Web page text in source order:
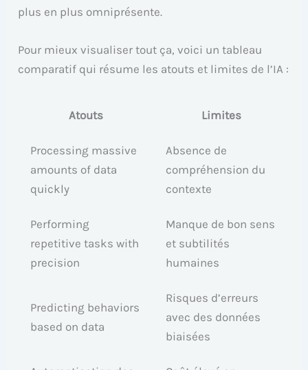
plus en plus omniprésente.
Pour mieux visualiser tout ça, voici un tableau
comparatif qui résume les atouts et limites de l’IA :
Atouts Limites
Processing massive
amounts of data
quickly
Absence de
compréhension du
contexte
Performing
repetitive tasks with
precision
Manque de bon sens
et subtilités
humaines
Predicting behaviors
based on data
Risques d’erreurs
avec des données
biaisées